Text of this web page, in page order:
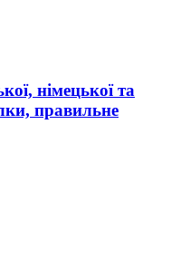
німецької та
правильне